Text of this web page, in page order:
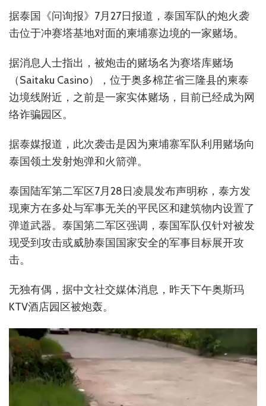
据泰国《问询报》7月27日报道，泰国军队的炮火袭
击位于冲赛塔基地对面的柬埔寨边境的一家赌场。
据消息人士指出，被炮击的赌场名为赛塔库赌场
（Saitaku Casino），位于奥多棉芷省三隆县的柬泰
边境线附近，之前是一家实体赌场，目前已经成为网
络诈骗园区。
据泰媒报道，此次袭击是因为柬埔寨军队利用赌场向
泰国领土发射炮弹和火箭弹。
泰国陆军第二军区7月28日凌晨发布声明称，泰方发
现柬方在多处与军事无关的平民区和建筑物内设置了
弹道武器。泰国第二军区强调，泰国军队仅针对被发
现受到攻击或威胁泰国国家安全的军事目标展开攻
击。
无独有偶，据中文社交媒体消息，昨天下午奥斯玛
KTV酒店园区被炮轰。